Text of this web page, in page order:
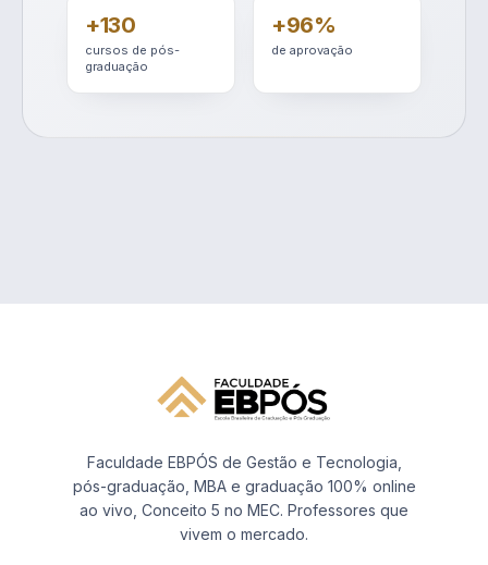
+130
cursos de pós-
graduação
+96%
de aprovação
Faculdade EBPÓS de Gestão e Tecnologia,
pós-graduação, MBA e graduação 100% online
ao vivo, Conceito 5 no MEC. Professores que
vivem o mercado.